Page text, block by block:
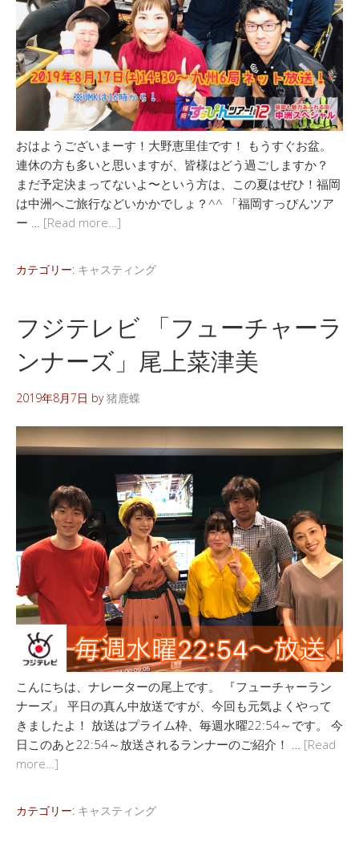
おはようございまーす！大野恵里佳です！ もうすぐお盆。
連休の方も多いと思いますが、皆様はどう過ごしますか？
まだ予定決まってないよ〜という方は、この夏はぜひ！福岡
は中洲へご旅行などいかかでしょ？^^ 「福岡すっぴんツア
ー … [Read more…]
カテゴリー: キャスティング
フジテレビ 「フューチャーラ
ンナーズ」尾上菜津美
2019年8月7日 by猪鹿蝶
こんにちは、ナレーターの尾上です。 『フューチャーラン
ナーズ』 平日の真ん中放送ですが、今回も元気よくやって
きましたよ！ 放送はプライム枠、毎週水曜22:54～です。 今
日このあと22:54～放送されるランナーのご紹介！ … [Read
more…]
カテゴリー: キャスティング